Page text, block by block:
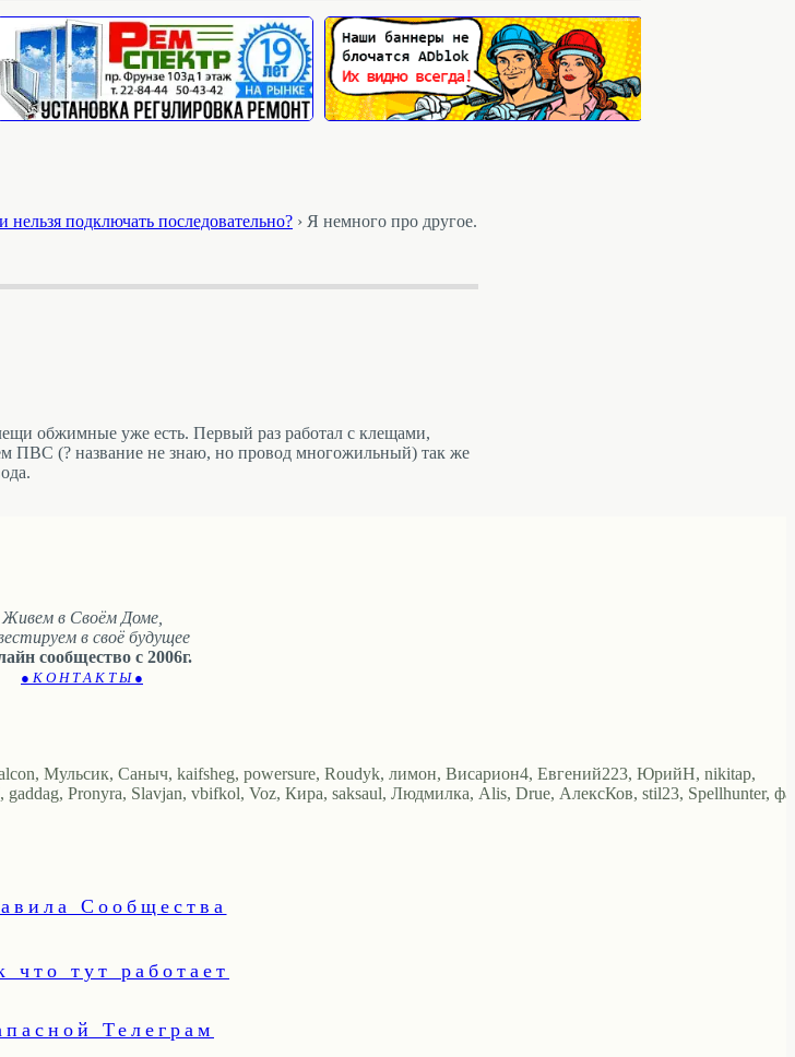
нельзя подключать последовательно? › Я немного про другое.
обжимные уже есть. Первый раз работал с клещами,
(? название не знаю, но провод многожильный) так же
Живем в Своём Доме,
в своё будущее
сообщество с 2006г.
● К О Н Т А К Т Ы ●
Мульсик, Саныч, kaifsheg, powersure, Roudyk, лимон, Висариoн4, Евгений223, ЮрийН, nikitap,
Pronyra, Slavjan, vbifkol, Voz, Кира, saksaul, Людмилка, Alis, Drue, АлексКов, stil23, Spellhunter,
Сообщества
что тут работает
Телеграм